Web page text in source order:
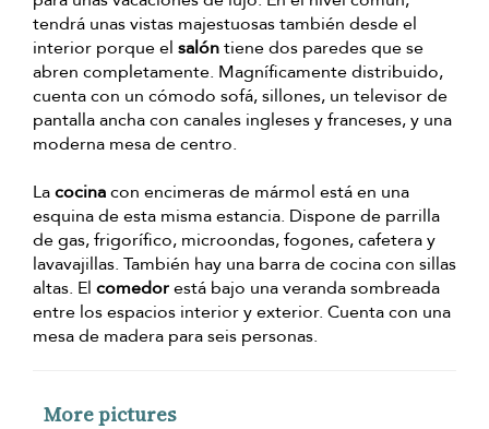
tendrá unas vistas majestuosas también desde el
interior porque el salóntiene dos paredes que se
abren completamente. Magníficamente distribuido,
cuenta con un cómodo sofá, sillones, un televisor de
pantalla ancha con canales ingleses y franceses, y una
moderna mesa de centro.
Lacocinacon encimeras de mármol está en una
esquina de esta misma estancia. Dispone de parrilla
de gas, frigorífico, microondas, fogones, cafetera y
lavavajillas. También hay una barra de cocina con sillas
altas. El comedorestá bajo una veranda sombreada
entre los espacios interior y exterior. Cuenta con una
mesa de madera para seis personas.
More pictures